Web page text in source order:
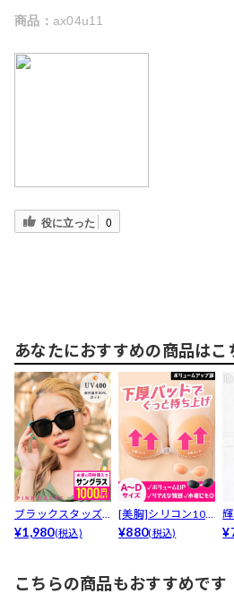
商品： ax04u11
役に立った 0
あなたにおすすめの商品はこ
ブラックスタッズ
サングラス
¥1,980(税込)
[美胸]シリコン10
0％下厚プッシュ
¥880(税込)
こちらの商品もおすすめです